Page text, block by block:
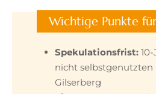
Wichtige Punkte
Spekulationsfrist:
nicht
Gilserberg